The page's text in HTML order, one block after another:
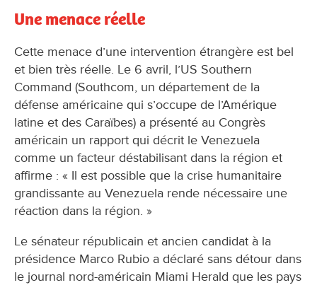
Une menace réelle
Cette menace d’une intervention étrangère est bel
et bien très réelle. Le 6 avril, l’US Southern
Command (Southcom, un département de la
défense américaine qui s’occupe de l’Amérique
latine et des Caraïbes) a présenté au Congrès
américain un rapport qui décrit le Venezuela
comme un facteur déstabilisant dans la région et
affirme : « Il est possible que la crise humanitaire
grandissante au Venezuela rende nécessaire une
réaction dans la région. »
Le sénateur républicain et ancien candidat à la
présidence Marco Rubio a déclaré sans détour dans
le journal nord-américain Miami Herald que les pays